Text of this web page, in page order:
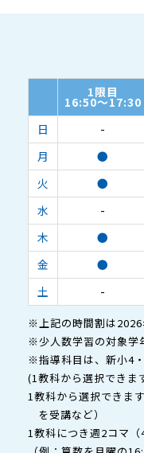
1限目
16:50～17:30
日
-
月
●
火
●
水
-
木
●
金
●
土
-
※上記の時間割は2026
※少人数学習の対象学
※指導科目は、新小4
(1教科から選択できま
1教科から選択できま
を受講など）
1教科につき週2コマ